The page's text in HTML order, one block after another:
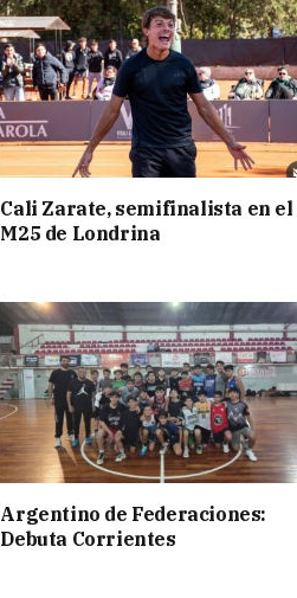
Cali Zarate, semifinalista en el
M25 de Londrina
Argentino de Federaciones:
Debuta Corrientes